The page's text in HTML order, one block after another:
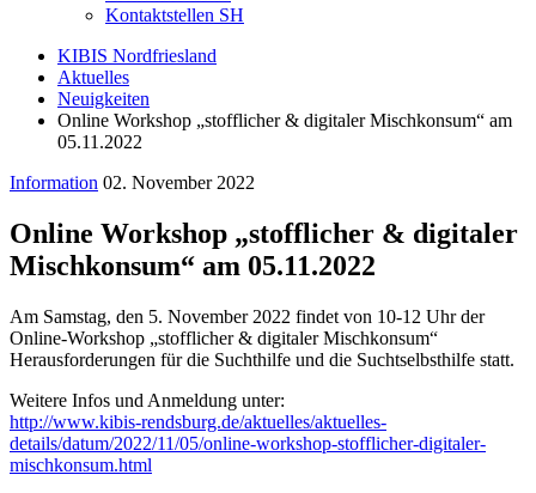
Kontaktstellen SH
KIBIS Nordfriesland
Aktuelles
Neuigkeiten
Online Workshop „stofflicher & digitaler Mischkonsum“ am
05.11.2022
Information 02. November 2022
Online Workshop „stofflicher & digitaler
Mischkonsum“ am 05.11.2022
Am Samstag, den 5. November 2022 findet von 10-12 Uhr der
Online-Workshop „stofflicher & digitaler Mischkonsum“
Herausforderungen für die Suchthilfe und die Suchtselbsthilfe statt.
Weitere Infos und Anmeldung unter:
http://www.kibis-rendsburg.de/aktuelles/aktuelles-
details/datum/2022/11/05/online-workshop-stofflicher-digitaler-
mischkonsum.html